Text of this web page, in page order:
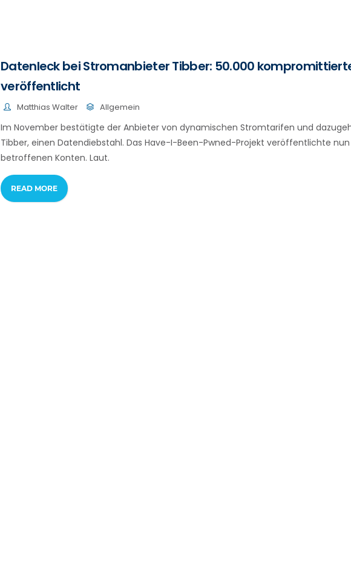
Datenleck bei Stromanbieter Tibber: 50.000
veröffentlicht
Matthias Walter Allgemein
Im November bestätigte der Anbieter von dynamischen Stromtarifen und
Tibber, einen Datendiebstahl. Das Have-I-Been-Pwned-Projekt veröffentlichte nun
betroffenen Konten. Laut.
READ MORE